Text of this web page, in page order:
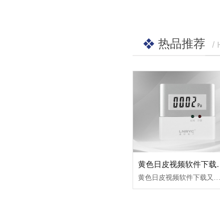
热品推荐 /
黄色日皮视